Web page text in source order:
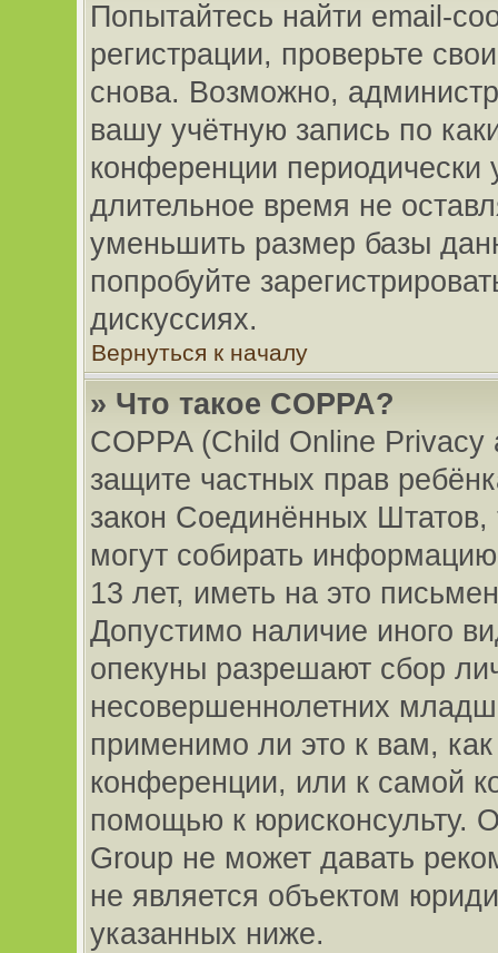
Попытайтесь найти email-
регистрации, проверьте
снова. Возможно,
вашу учётную запись по
конференции периодически
длительное время не
уменьшить размер базы
попробуйте
дискуссиях.
Вернуться к началу
» Что такое COPPA?
COPPA (Child Online
защите частных прав
закон Соединённых
могут собирать
13 лет, иметь на это
Допустимо наличие иного
опекуны разрешают сбор
несовершеннолетних
применимо ли это к вам,
конференции, или к самой
помощью к юрисконсульту.
Group не может давать
не является объектом
указанных ниже.